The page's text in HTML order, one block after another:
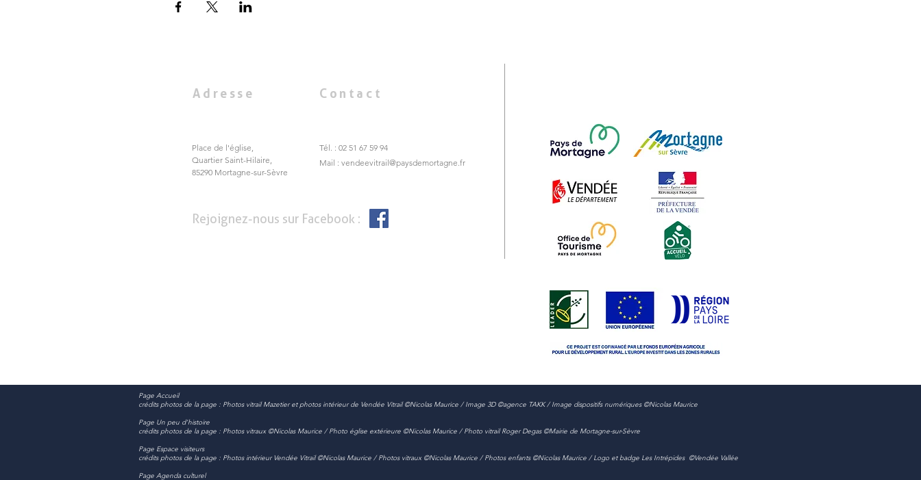
Adresse Contact
Place de l'église,
Quartier Saint-Hilaire,
85290 Mortagne-sur-Sèvre
Tél. : 02 51 67 59 94
Mail : vendeevitrail@paysdemortagne.fr
Rejoignez-nous sur Facebook :
Page Accueil
crédits photos de la page : Photos vitrail Mazetier et photos intérieur de Vendée Vitrail ©Nicolas Maurice / Image 3D ©agence TAKK / Image dispositifs numériques ©Nicolas Maurice
Page Un peu d'histoire
crédits photos de la page : Photos vitraux ©Nicolas Maurice / Photo église extérieure ©Nicolas Maurice / Photo vitrail Roger Degas ©Mairie de Mortagne-sur-Sèvre
Page Espace visiteurs
crédits photos de la page : Photos intérieur Vendée Vitrail ©Nicolas Maurice / Photos vitraux ©Nicolas Maurice / Photos enfants ©Nicolas Maurice / Logo et badge Les Intrépides ©Vendée Vallée
Page Agenda culturel